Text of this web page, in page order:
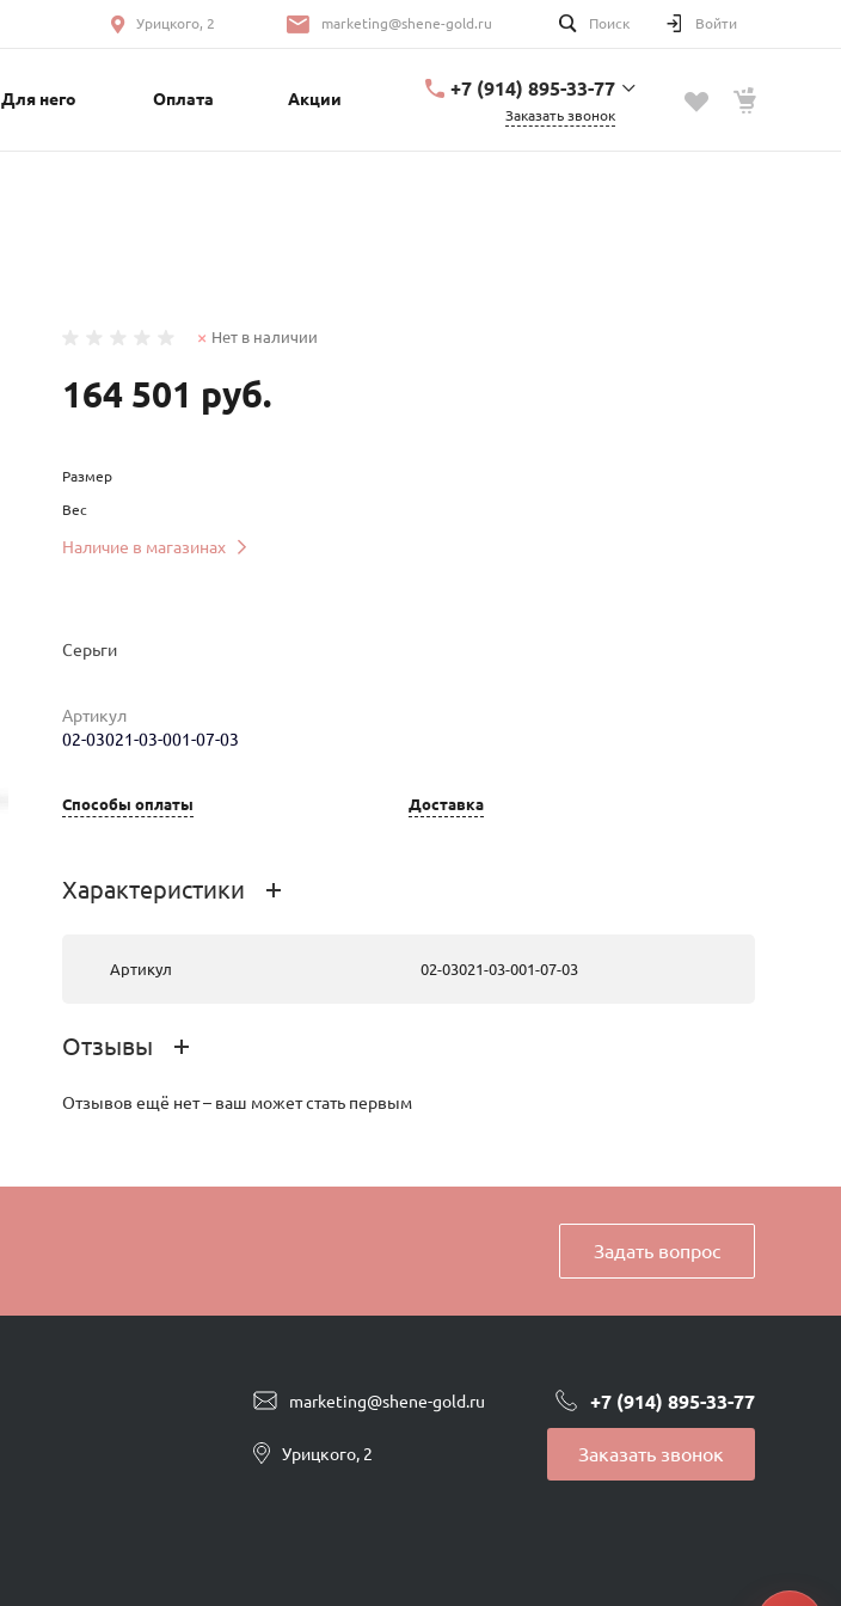
Урицкого, 2 marketing@shene-gold.ru Поиск Войти
Для него Оплата Акции
+7 (914) 895-33-77
Заказать звонок
Нет в наличии
164 501 руб.
Размер
Вес
Наличие в магазинах
164 501 руб.
г.Иркутск,
6 Бр Бп-25 (90-
Серьги
Артикул
02-03021-03-001-07-03
Способы оплаты Доставка
Характеристики
Артикул 02-03021-03-001-07-03
Отзывы
Отзывов ещё нет – ваш может стать первым
Задать вопрос
marketing@shene-gold.ru +7 (914) 895-33-77
Урицкого, 2 Заказать звонок